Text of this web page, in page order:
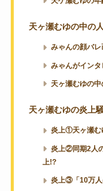
天ヶ瀬むゆの中の
みゃんの顔バレ
みゃんがインタ
天ヶ瀬むゆの中
天ヶ瀬むゆの炎上
炎上①天ヶ瀬む
炎上②同期2人
上!?
炎上③「10万人